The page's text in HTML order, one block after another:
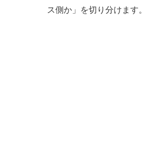
ス側か」を切り分けます。